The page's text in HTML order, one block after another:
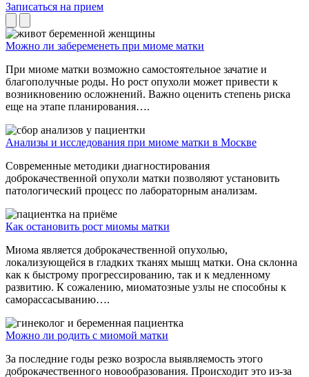
Записаться на прием
Можно ли забеременеть при миоме матки
При миоме матки возможно самостоятельное зачатие и
благополучные роды. Но рост опухоли может привести к
возникновению осложнений. Важно оценить степень риска
еще на этапе планирования….
Анализы и исследования при миоме матки в Москве
Современные методики диагностирования
доброкачественной опухоли матки позволяют установить
патологический процесс по лабораторным анализам.
Как остановить рост миомы матки
Миома является доброкачественной опухолью,
локализующейся в гладких тканях мышц матки. Она склонна
как к быстрому прогрессированию, так и к медленному
развитию. К сожалению, миоматозные узлы не способны к
саморассасыванию….
Можно ли родить с миомой матки
За последние годы резко возросла выявляемость этого
доброкачественного новообразования. Происходит это из-за